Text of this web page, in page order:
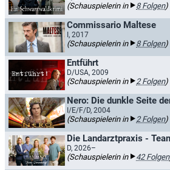
(Schauspielerin in 8 Folgen)
Commissario Maltese
I, 2017
(Schauspielerin in 8 Folgen)
Entführt
D/USA, 2009
(Schauspielerin in 2 Folgen)
Nero: Die dunkle Seite
I/E/F/D, 2004
(Schauspielerin in 2 Folgen)
Die Landarztpraxis -
D, 2026–
(Schauspielerin in 42 Folgen